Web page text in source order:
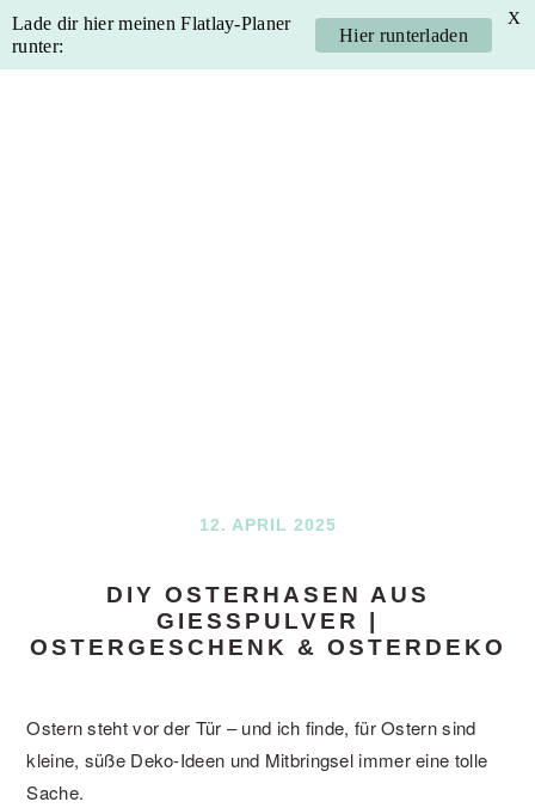
Skip
Skip
Skip
Skip
12. APRIL 2025
DIY OSTERHASEN AUS
GIESSPULVER | O
STERGESCHENK & OSTERDEKO
Ostern steht vor der Tür – und ich finde, für Ostern sind
kleine, süße Deko-Ideen und Mitbringsel immer eine tolle
Sache.
Lade dir hier meinen Flatlay-Planer
runter:
Hier runterladen
X